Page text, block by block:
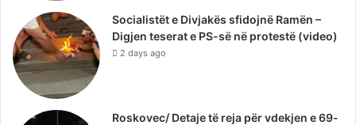
Socialistët e Divjakës sfidojnë Ramën –
Digjen teserat e PS-së në protestë (video)
2 days ago
Roskovec/ Detaje të reja për vdekjen e 69-